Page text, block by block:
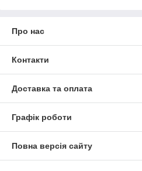
Про нас
Контакти
Доставка та оплата
Графік роботи
Повна версія сайту